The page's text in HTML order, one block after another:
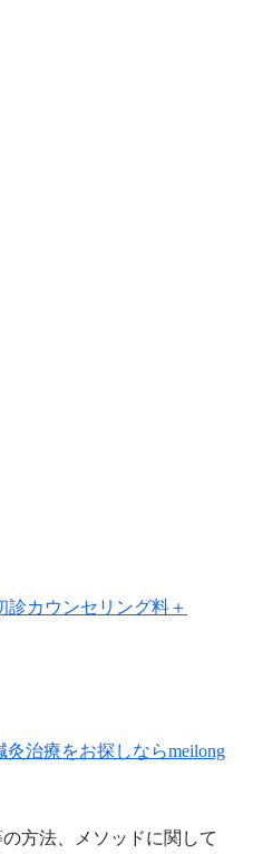
診カウンセリング料＋
灸治療をお探しならmeilong
方法、メソッドに関して